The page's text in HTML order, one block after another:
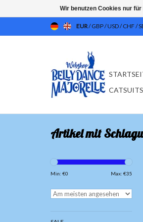
EUR/GBP/USD/CHF /
Artikel mit
Min: €0 Max: €35
Wir benutzen Cookies nur